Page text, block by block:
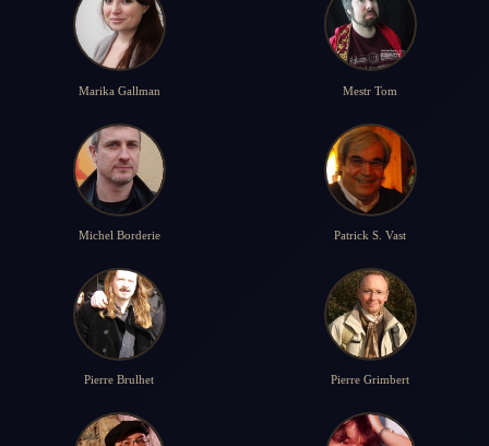
Marika Gallman Mestr Tom
Michel Borderie Patrick S. Vast
Pierre Brulhet Pierre Grimbert